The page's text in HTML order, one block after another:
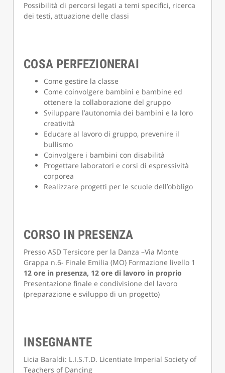
Possibilità di percorsi legati a temi specifici, ricerca
dei testi, attuazione delle classi
COSA PERFEZIONERAI
Come gestire la classe
Come coinvolgere bambini e bambine ed
ottenere la collaborazione del gruppo
Sviluppare l’autonomia dei bambini e la loro
creatività
Educare al lavoro di gruppo, prevenire il
bullismo
Coinvolgere i bambini con disabilità
Progettare laboratori e corsi di espressività
corporea
Realizzare progetti per le scuole dell’obbligo
CORSO IN PRESENZA
Presso ASD Tersicore per la Danza –Via Monte
Grappa n.6- Finale Emilia (MO) Formazione livello 1
12 ore in presenza, 12 ore di lavoro in proprio
Presentazione finale e condivisione del lavoro
(preparazione e sviluppo di un progetto)
INSEGNANTE
Licia Baraldi: L.I.S.T.D. Licentiate Imperial Society of
Teachers of Dancing